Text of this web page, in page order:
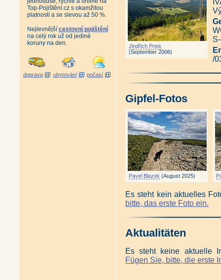
Top-Pojištění.cz s okamžitou
platností a se slevou až 50 %.
Nejlevnější cestovní pojištění
na celý rok už od jediné
koruny na den.
doprava ubytování počasí
Vysoké kolo|Zadní Planina
Jindřich Preis
(September 2006)
/
Gipfel-Fotos
Pavel Blazek (August 2025)
Es steht kein aktuelles
bitte, das erste Foto ein.
Aktualitäten
Es steht keine aktuelle
Fügen Sie, bitte, die erste